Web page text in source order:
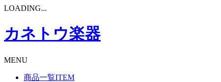
LOADING...
カネトウ楽器
MENU
商品一覧ITEM